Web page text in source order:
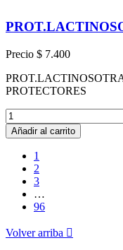
Precio $ 7.400
PROTECTORES
Añadir al carrito
1
2
3
…
96
Volver arriba 